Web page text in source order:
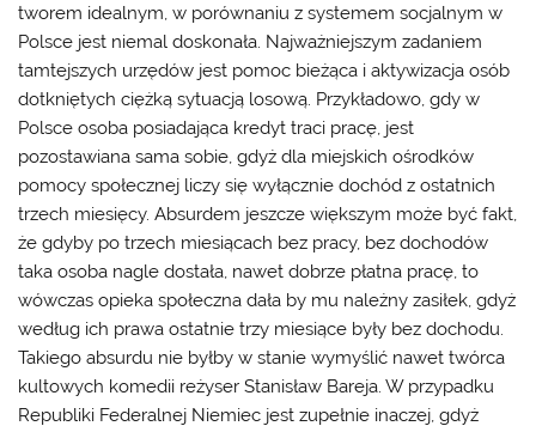
tworem idealnym, w porównaniu z systemem socjalnym w
Polsce jest niemal doskonała. Najważniejszym zadaniem
tamtejszych urzędów jest pomoc bieżąca i aktywizacja osób
dotkniętych ciężką sytuacją losową. Przykładowo, gdy w
Polsce osoba posiadająca kredyt traci pracę, jest
pozostawiana sama sobie, gdyż dla miejskich ośrodków
pomocy społecznej liczy się wyłącznie dochód z ostatnich
trzech miesięcy. Absurdem jeszcze większym może być fakt,
że gdyby po trzech miesiącach bez pracy, bez dochodów
taka osoba nagle dostała, nawet dobrze płatna pracę, to
wówczas opieka społeczna dała by mu należny zasiłek, gdyż
według ich prawa ostatnie trzy miesiące były bez dochodu.
Takiego absurdu nie byłby w stanie wymyślić nawet twórca
kultowych komedii reżyser Stanisław Bareja. W przypadku
Republiki Federalnej Niemiec jest zupełnie inaczej, gdyż